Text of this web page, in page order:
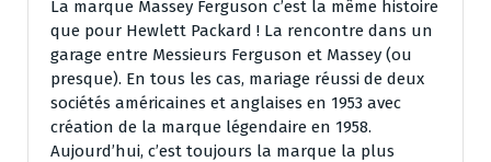
La marque Massey Ferguson c’est la même histoire
que pour Hewlett Packard ! La rencontre dans un
garage entre Messieurs Ferguson et Massey (ou
presque). En tous les cas, mariage réussi de deux
sociétés américaines et anglaises en 1953 avec
création de la marque légendaire en 1958.
Aujourd’hui, c’est toujours la marque la plus